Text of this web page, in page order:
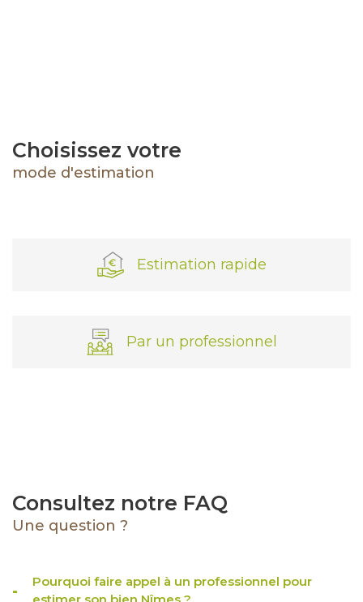
Choisissez votre
mode d'estimation
Estimation rapide
Par un professionnel
vendre mon bien louer mon bien
mon bien
Consultez notre FAQ
Une question ?
Pourquoi faire appel à un professionnel pour
estimer son bien Nîmes ?